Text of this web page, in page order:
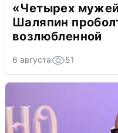
«Четырех
Шаляпин
возлюбленной
6 августа 51